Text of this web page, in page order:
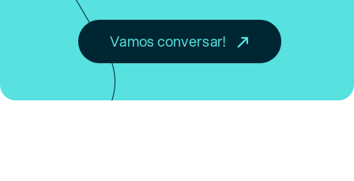
Vamos conversar!